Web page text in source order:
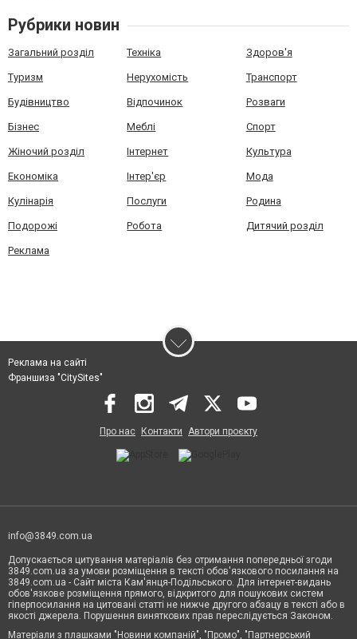
Рубрики новин
Загальний розділ Техніка Здоров'я
Туризм Нерухомість Транспорт
Будівництво Відпочинок Розваги
Бізнес Меблі Спорт
Жіночий розділ Інтернет Культура
Економіка Інтер'єр Мода
Кулінарія Послуги Родина
Подорожі Робота Дитячий розділ
Реклама
Реклама на сайті
Франшиза "CitySites"
Про нас Контакти Автори проєкту
info@3849.com.ua
Допускається цитування матеріалів без отримання попередньої згоди
3849.com.ua за умови розміщення в тексті обов'язкового посилання на
3849.com.ua - Сайт міста Кам'янця-Подільського. Для інтернет-видань
обов'язкове розміщення прямого, відкритого для пошукових систем
гіперпосилання на цитовані статті не нижче другого абзацу в тексті або в
якості джерела. Порушення виняткових прав переслідується Законом.
Матеріали з плашками "Новини компаній", "Промо", "Партнерський